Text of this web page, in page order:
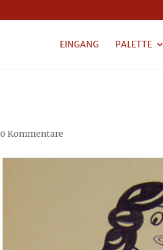
EINGANG PALETTE
0 Kommentare